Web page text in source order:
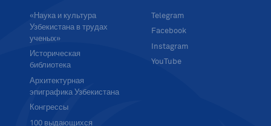
«Наука и культура
Узбекистана в трудах
ученых»
Историческая
библиотека
Архитектурная
эпиграфика Узбекистана
Конгрессы
100 выдающихся
Telegram
Facebook
Instagram
YouTube